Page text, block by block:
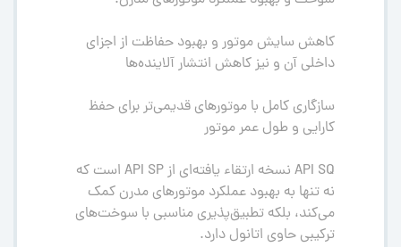
کاهش سایش موتور و بهبود حفاظت از اجزای
داخلی آن و نیز کاهش انتشار آلاینده‌ها
سازگاری کامل با موتورهای قدیمی‌تر برای حفظ
کارایی و طول عمر موتور
API SQ نسخه ارتقاء یافته‌ای از API SP است که
نه تنها به بهبود عملکرد موتورهای مدرن کمک
می‌کند، بلکه تطبیق‌پذیری مناسبی با سوخت‌های
ترکیبی حاوی اتانول دارد.